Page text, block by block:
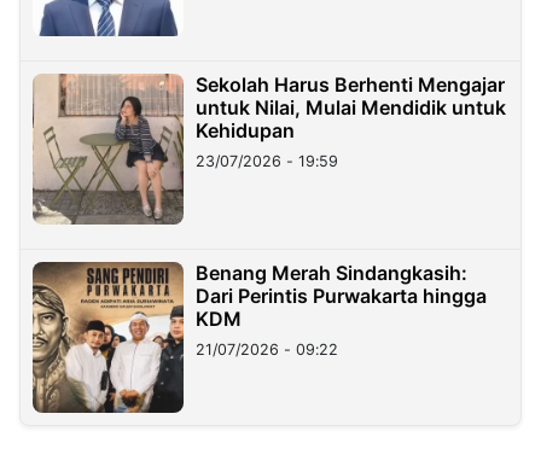
Sekolah Harus Berhenti Mengajar
untuk Nilai, Mulai Mendidik untuk
Kehidupan
23/07/2026 - 19:59
Benang Merah Sindangkasih:
Dari Perintis Purwakarta hingga
KDM
21/07/2026 - 09:22